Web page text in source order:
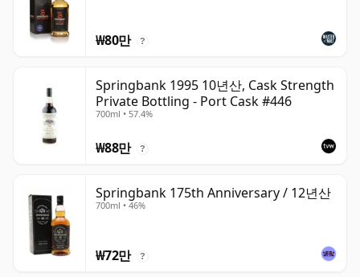
₩80만 ?
Springbank 1995 10년산, Cask Strength
Private Bottling - Port Cask #446
700ml • 57.4%
₩88만 ?
Springbank 175th Anniversary / 12년산
700ml • 46%
₩72만 ?